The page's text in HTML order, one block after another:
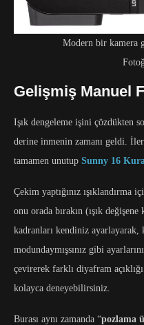
Modern bir kamera
Gelişmiş Manuel
Işık dengeleme işini çözdükten
derine inmenin zamanı geldi.
tamamen unutup Sunny 16
Çekim yaptığınız ışıklandırma
onu orada bırakın (ışık
kadranları kendiniz ayarlayarak,
modundaymışsınız gibi
çevirerek farklı diyafram
kolayca deneyebilirsiniz.
Burası aynı zamanda “pozlama